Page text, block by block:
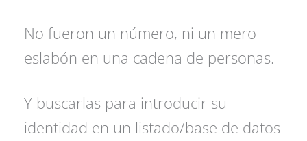
No fueron un número, ni un mero
eslabón en una cadena de personas.
Y buscarlas para introducir su
identidad en un listado/base de datos